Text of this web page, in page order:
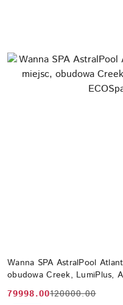
Wanna SPA AstralPool
obudowa Creek, LumiPlus,
WiFi
Cena
79998.00
Cena
120000.00